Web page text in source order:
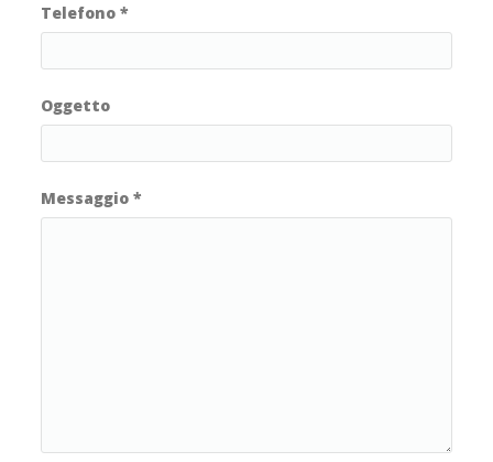
Telefono *
Oggetto
Messaggio *